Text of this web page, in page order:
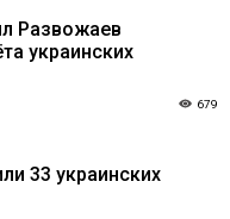
Развожаев
украинских
679
33 украинских